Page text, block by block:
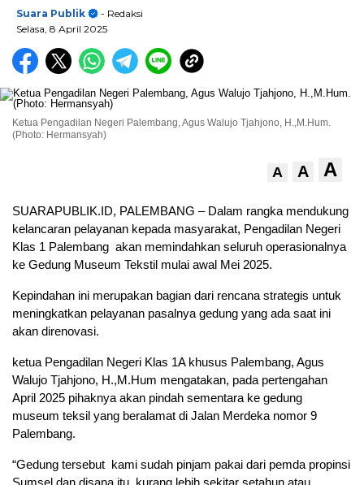
Suara Publik
- Redaksi
Selasa, 8 April 2025
Ketua Pengadilan Negeri Palembang, Agus Walujo Tjahjono, H.,M.Hum.
(Photo: Hermansyah)
A A A
SUARAPUBLIK.ID, PALEMBANG – Dalam rangka mendukung
kelancaran pelayanan kepada masyarakat, Pengadilan Negeri
Klas 1 Palembang akan memindahkan seluruh operasionalnya
ke Gedung Museum Tekstil mulai awal Mei 2025.
Kepindahan ini merupakan bagian dari rencana strategis untuk
meningkatkan pelayanan pasalnya gedung yang ada saat ini
akan direnovasi.
ketua Pengadilan Negeri Klas 1A khusus Palembang, Agus
Walujo Tjahjono, H.,M.Hum mengatakan, pada pertengahan
April 2025 pihaknya akan pindah sementara ke gedung
museum teksil yang beralamat di Jalan Merdeka nomor 9
Palembang.
“Gedung tersebut kami sudah pinjam pakai dari pemda propinsi